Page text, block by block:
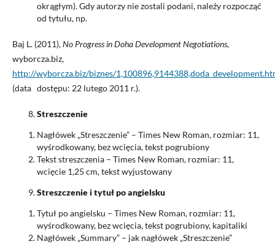
okrągłym). Gdy autorzy nie zostali podani, należy rozpocząć
od tytułu, np.
Baj L. (2011),No Progress in Doha Development Negotiations,
wyborcza.biz,
http://wyborcza.biz/biznes/
(data dostępu: 22 lutego 2011 r.).
Streszczenie
Nagłówek „Streszczenie” – Times New Roman, rozmiar: 11,
wyśrodkowany, bez wcięcia, tekst pogrubiony
Tekst streszczenia – Times New Roman, rozmiar: 11,
wcięcie 1,25 cm, tekst wyjustowany
Streszczenie i tytuł po angielsku
Tytuł po angielsku – Times New Roman, rozmiar: 11,
wyśrodkowany, bez wcięcia, tekst pogrubiony, kapitaliki
Nagłówek „Summary” – jak nagłówek „Streszczenie”